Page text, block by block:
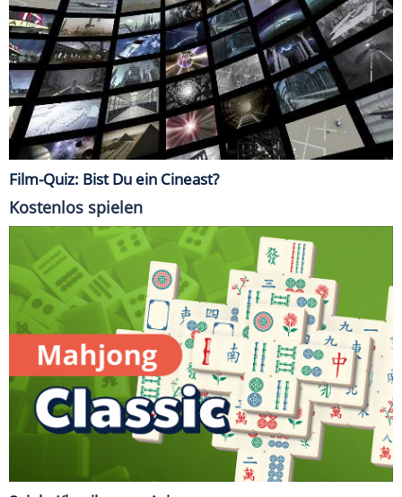
Film-Quiz: Bist Du ein Cineast?
Kostenlos spielen